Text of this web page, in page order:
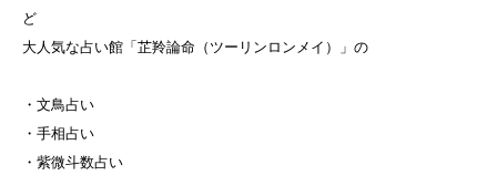
ど
大人気な占い館「芷羚論命（ツーリンロンメイ）」の
・文鳥占い
・手相占い
・紫微斗数占い